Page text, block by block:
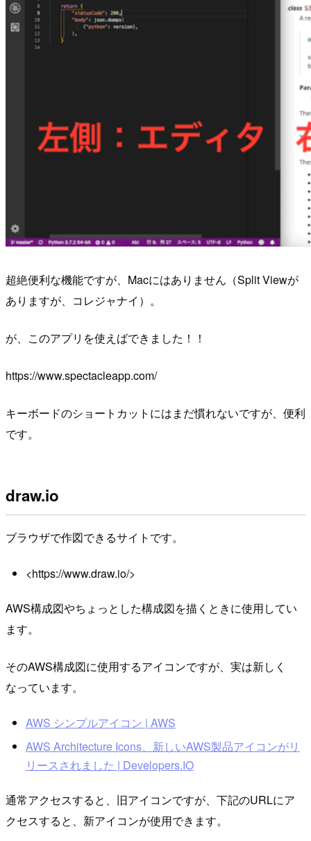
超絶便利な機能ですが、Macにはありません（Split Viewが
ありますが、コレジャナイ）。
が、このアプリを使えばできました！！
https://www.spectacleapp.com/
キーボードのショートカットにはまだ慣れないですが、便利
です。
draw.io
ブラウザで作図できるサイトです。
<https://www.draw.io/>
AWS構成図やちょっとした構成図を描くときに使用してい
ます。
そのAWS構成図に使用するアイコンですが、実は新しく
なっています。
AWS シンプルアイコン | AWS
AWS Architecture Icons、新しいAWS製品アイコンがリ
リースされました | Developers.IO
通常アクセスすると、旧アイコンですが、下記のURLにア
クセスすると、新アイコンが使用できます。